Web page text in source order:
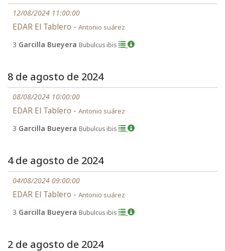
12/08/2024 11:00:00
EDAR El Tablero - Antonio suárez
3 Garcilla Bueyera Bubulcus ibis
8 de agosto de 2024
08/08/2024 10:00:00
EDAR El Tablero - Antonio suárez
3 Garcilla Bueyera Bubulcus ibis
4 de agosto de 2024
04/08/2024 09:00:00
EDAR El Tablero - Antonio suárez
3 Garcilla Bueyera Bubulcus ibis
2 de agosto de 2024